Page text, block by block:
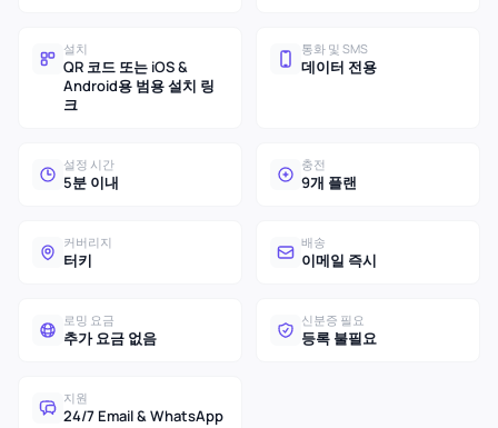
설치
QR 코드 또는 iOS &
Android용 범용 설치 링
크
통화 및 SMS
데이터 전용
설정 시간
5분 이내
충전
9개 플랜
커버리지
터키
배송
이메일 즉시
로밍 요금
추가 요금 없음
신분증 필요
등록 불필요
지원
24/7 Email & WhatsApp